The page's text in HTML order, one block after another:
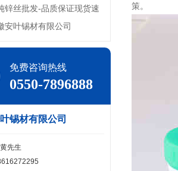
锌丝批发-品质保证现货速
安叶锡材有限公司
免费咨询热线
0550-7896888
锡材有限公司
先生
策。